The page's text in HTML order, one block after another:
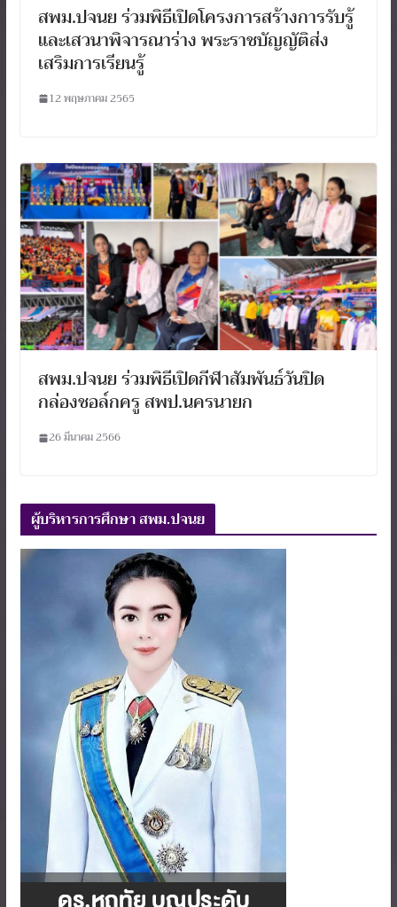
สพม.ปจนย ร่วมพิธีเปิดโครงการสร้างการรับรู้
และเสวนาพิจารณาร่าง พระราชบัญญัติส่ง
เสริมการเรียนรู้
12 พฤษภาคม 2565
สพม.ปจนย ร่วมพิธีเปิดกีฬาสัมพันธ์วันปิด
กล่องชอล์กครู สพป.นครนายก
26 มีนาคม 2566
ผู้บริหารการศึกษา สพม.ปจนย